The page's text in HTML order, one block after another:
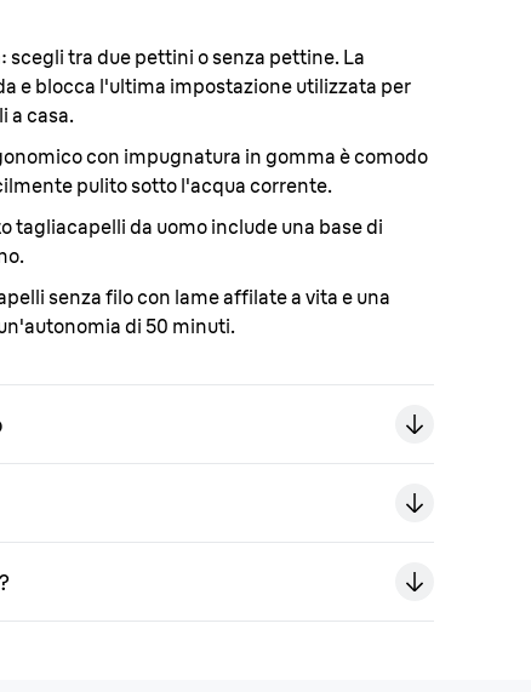
scegli tra due pettini o senza pettine. La
e blocca l'ultima impostazione utilizzata per
a casa.
con impugnatura in gomma è comodo
pulito sotto l'acqua corrente.
tagliacapelli da uomo include una base di
senza filo con lame affilate a vita e una
di 50 minuti.